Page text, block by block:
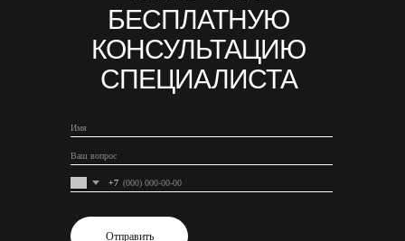
БЕСПЛАТНУЮ
КОНСУЛЬТАЦИЮ
СПЕЦИАЛИСТА
+7
Отправить